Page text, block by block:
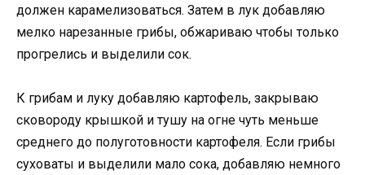
должен карамелизоваться. Затем в лук добавляю
мелко нарезанные грибы, обжариваю чтобы только
прогрелись и выделили сок.
К грибам и луку добавляю картофель, закрываю
сковороду крышкой и тушу на огне чуть меньше
среднего до полуготовности картофеля. Если грибы
суховаты и выделили мало сока, добавляю немного